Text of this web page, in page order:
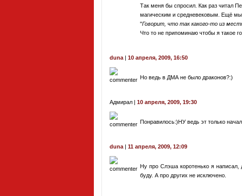
Так меня бы спросил. Как раз читал
магическим и средневековым. Ещё
Говорит, что так какого-то из
Что то не припоминаю чтобы я такое
duna| 10 апреля, 2009, 16:50
Но ведь в ДМА не было драконов?:)
Адмирал | 10 апреля, 2009, 19:30
Понравилось:)НУ ведь эт только
duna| 11 апреля, 2009, 12:09
Ну про Слэша коротенько я
буду. А про других не исключено.